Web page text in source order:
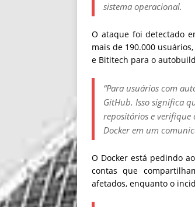
sistema operacional.
O ataque foi detectado
mais de 190.000
e Bititech para o
“Para usuários com
GitHub. Isso significa
repositórios e verifique
Docker em um
O Docker está pedindo
contas que
afetados, enquanto o